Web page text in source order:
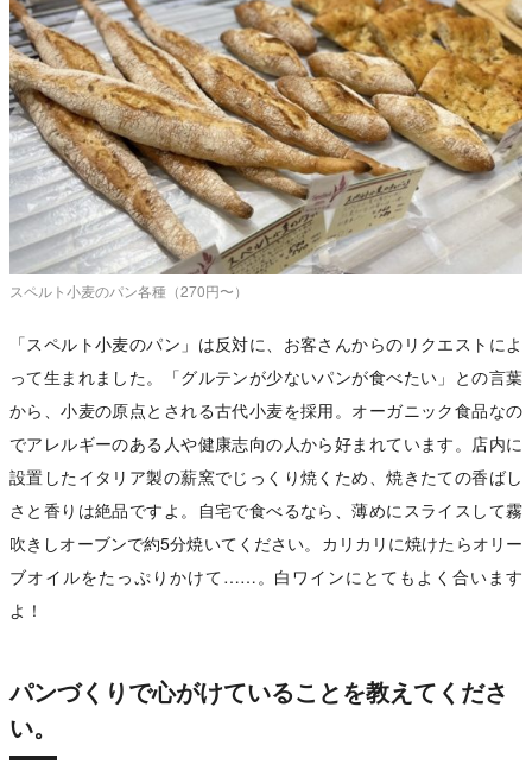
スペルト小麦のパン各種（270円〜）
「スペルト小麦のパン」は反対に、お客さんからのリクエストによ
って生まれました。「グルテンが少ないパンが食べたい」との言葉
から、小麦の原点とされる古代小麦を採用。オーガニック食品なの
でアレルギーのある人や健康志向の人から好まれています。店内に
設置したイタリア製の薪窯でじっくり焼くため、焼きたての香ばし
さと香りは絶品ですよ。自宅で食べるなら、薄めにスライスして霧
吹きしオーブンで約5分焼いてください。カリカリに焼けたらオリー
ブオイルをたっぷりかけて……。白ワインにとてもよく合います
よ！
パンづくりで心がけていることを教えてくださ
い。